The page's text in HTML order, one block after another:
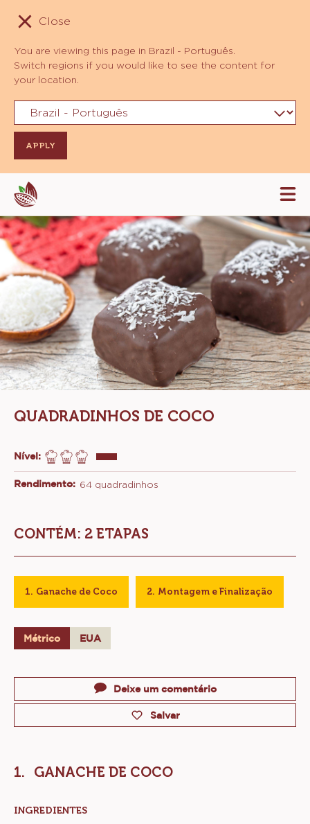
Close
You are viewing this page in Brazil - Português.
Switch regions if you would like to see the content for
your location.
Skip
to
main
content
QUADRADINHOS DE COCO
Nível:
Rendimento: 64 quadradinhos
CONTÉM: 2 ETAPAS
Ganache de Coco Montagem e Finalização
Métrico EUA
Deixe um comentário
Salvar
GANACHE DE COCO
INGREDIENTES